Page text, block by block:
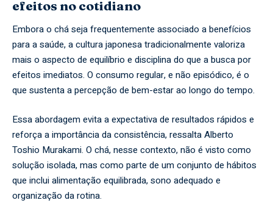
efeitos no cotidiano
Embora o chá seja frequentemente associado a benefícios
para a saúde, a cultura japonesa tradicionalmente valoriza
mais o aspecto de equilíbrio e disciplina do que a busca por
efeitos imediatos. O consumo regular, e não episódico, é o
que sustenta a percepção de bem-estar ao longo do tempo.
Essa abordagem evita a expectativa de resultados rápidos e
reforça a importância da consistência, ressalta Alberto
Toshio Murakami. O chá, nesse contexto, não é visto como
solução isolada, mas como parte de um conjunto de hábitos
que inclui alimentação equilibrada, sono adequado e
organização da rotina.